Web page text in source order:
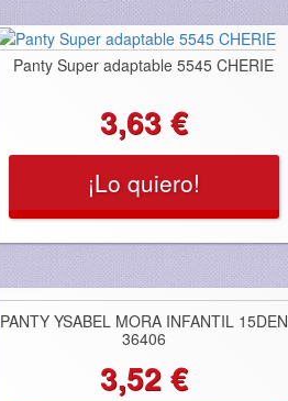
Panty Super adaptable 5545 CHERIE
3,63 €
¡Lo quiero!
PANTY YSABEL MORA INFANTIL 15DEN
36406
3,52 €